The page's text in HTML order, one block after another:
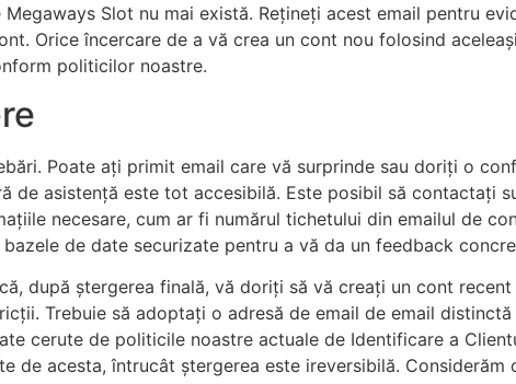
Slot nu mai există. Rețineți acest email pentru
Orice încercare de a vă crea un cont nou folosind
politicilor noastre.
Poate ați primit email care vă surprinde sau doriți o
de asistență este tot accesibilă. Este posibil să contactați
necesare, cum ar fi numărul tichetului din emailul de
de date securizate pentru a vă da un feedback
după ștergerea finală, vă doriți să vă creați un cont
Trebuie să adoptați o adresă de email de email
cerute de politicile noastre actuale de Identificare a
de acesta, întrucât ștergerea este ireversibilă. Considerăm